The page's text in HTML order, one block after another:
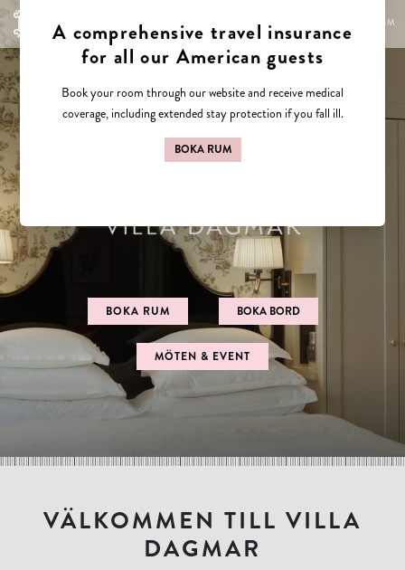
BOKA RUM
BOKA RUM BOKA BORD
MÖTEN & EVENT
VÄLKOMMEN TILL VILLA
DAGMAR